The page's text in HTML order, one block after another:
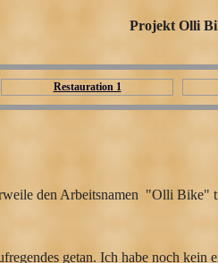
Projekt Olli
Restauration 1
den Arbeitsnamen "Olli
getan. Ich habe noch